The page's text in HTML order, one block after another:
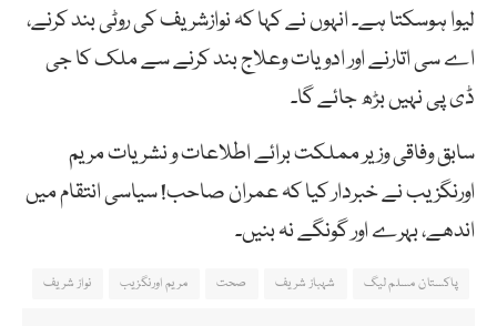
لیوا ہوسکتا ہے۔ انہوں نے کہا کہ نوازشریف کی روٹی بند کرنے،
اے سی اتارنے اور ادویات وعلاج بند کرنے سے ملک کا جی
ڈی پی نہیں بڑھ جائے گا۔
سابق وفاقی وزیر مملکت برائے اطلاعات و نشریات مریم
اورنگزیب نے خبردار کیا کہ عمران صاحب! سیاسی انتقام میں
اندھے، بہرے اور گونگے نہ بنیں۔
پاکستان مسلم لیگ شہباز شریف صحت مریم اورنگزیب نواز شریف